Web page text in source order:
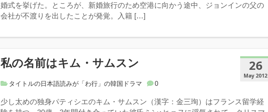
婚式を挙げた。ところが、新婚旅行のため空港に向かう途中、ジョンインの父の
会社が不渡りを出したことが発覚。入籍 […]
26
May 2012
私の名前はキム・サムスン
タイトルの日本語読みが「わ行」の韓国ドラマ 0
少し太めの独身パティシエのキム・サムスン（漢字：金三珣）はフランス留学経